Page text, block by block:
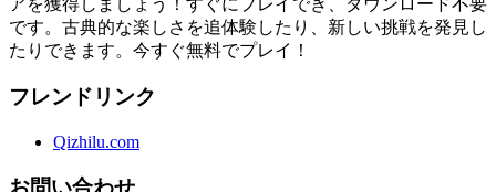
です。古典的な楽しさを追体験したり、新しい挑戦を発見し
たりできます。今すぐ無料でプレイ！
フレンドリンク
Qizhilu.com
お問い合わせ